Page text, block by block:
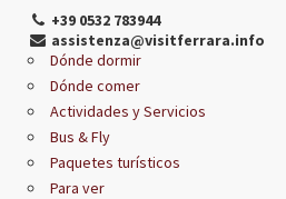
+39 0532 783944
assistenza@visitferrara.info
Dónde dormir
Dónde comer
Actividades y Servicios
Bus & Fly
Paquetes turísticos
Para ver